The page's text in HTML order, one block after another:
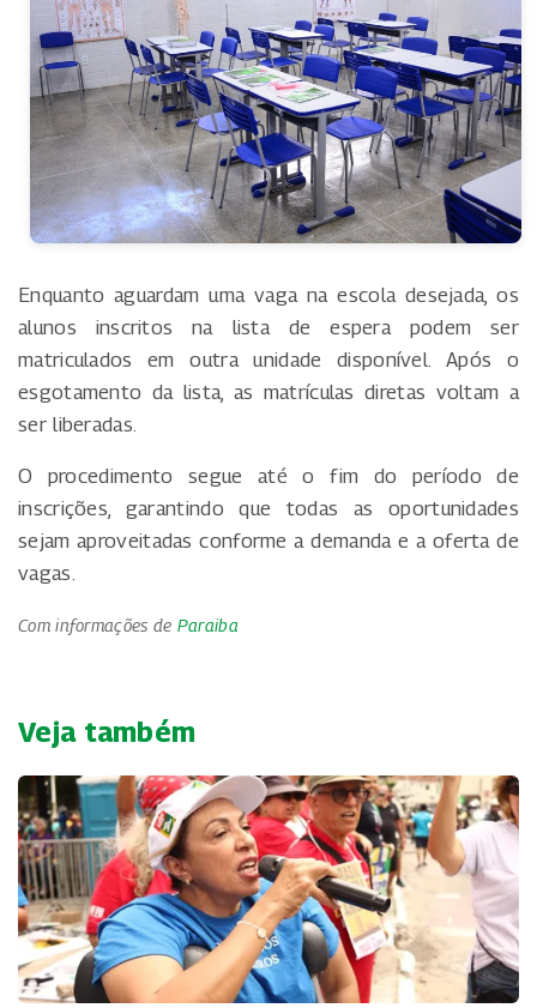
Enquanto aguardam uma vaga na escola desejada, os
alunos inscritos na lista de espera podem ser
matriculados em outra unidade disponível. Após o
esgotamento da lista, as matrículas diretas voltam a
ser liberadas.
O procedimento segue até o fim do período de
inscrições, garantindo que todas as oportunidades
sejam aproveitadas conforme a demanda e a oferta de
vagas.
Com informações de Paraiba
Veja também